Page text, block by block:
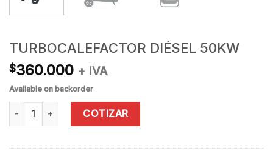
TURBOCALEFACTOR DIÉSEL 50KW
$360.000 + IVA
Available on backorder
TURBOCALEFACTOR DIÉSEL 50KW quantity
COTIZAR